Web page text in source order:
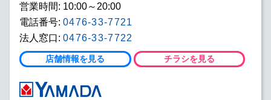
営業時間: 10:00～20:00
電話番号: 0476-33-7721
法人窓口: 0476-33-7722
店舗情報を見る チラシを見る